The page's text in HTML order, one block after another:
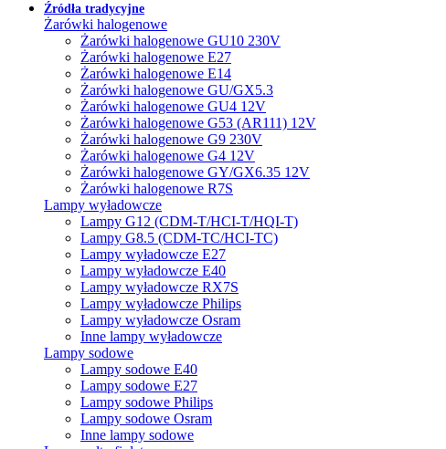
Źródła tradycyjne
Żarówki halogenowe
Żarówki halogenowe GU10 230V
Żarówki halogenowe E27
Żarówki halogenowe E14
Żarówki halogenowe GU/GX5.3
Żarówki halogenowe GU4 12V
Żarówki halogenowe G53 (AR111) 12V
Żarówki halogenowe G9 230V
Żarówki halogenowe G4 12V
Żarówki halogenowe GY/GX6.35 12V
Żarówki halogenowe R7S
Lampy wyładowcze
Lampy G12 (CDM-T/HCI-T/HQI-T)
Lampy G8.5 (CDM-TC/HCI-TC)
Lampy wyładowcze E27
Lampy wyładowcze E40
Lampy wyładowcze RX7S
Lampy wyładowcze Philips
Lampy wyładowcze Osram
Inne lampy wyładowcze
Lampy sodowe
Lampy sodowe E40
Lampy sodowe E27
Lampy sodowe Philips
Lampy sodowe Osram
Inne lampy sodowe